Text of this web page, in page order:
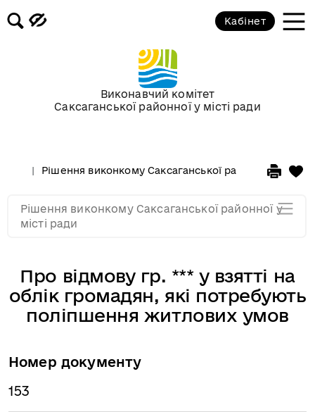
Виконавчий комітет
Саксаганської районної у місті ради
Кабінет
Рішення виконкому Саксаганської районної у місті
Про відмову гр. *** у взятті на
облік громадян, які потребують
поліпшення житлових умов
Номер документу
153
Рішення виконкому Саксаганської районної у
місті ради
Засідання за 2015 рік
Засідання за 2014 рік
Засідання за 2013 рік
Засідання за 2011
Засідання за 2010